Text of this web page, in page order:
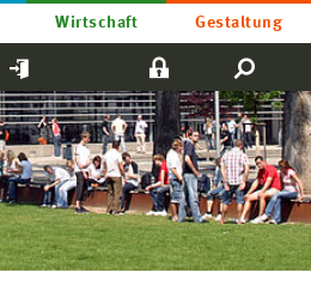
Wirtschaft Gestaltung